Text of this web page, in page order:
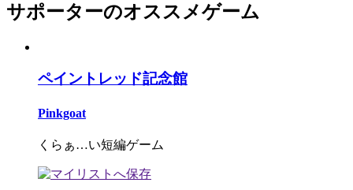
サポーターのオススメゲーム
ペイントレッド記念館
Pinkgoat
くらぁ…い短編ゲーム